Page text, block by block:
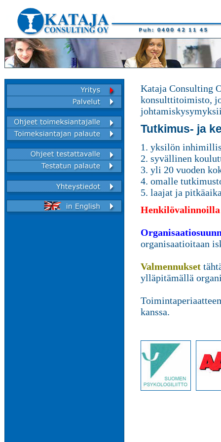
Kataja Consulting
konsulttitoimisto,
Tutkimus- ja
1. yksilön
2. syvällinen
3. yli 20 vuoden
4. omalle
5. laajat ja
Henkilövalinnoilla
organisaatioitaan
Valmennukset
ylläpitämällä
kanssa.